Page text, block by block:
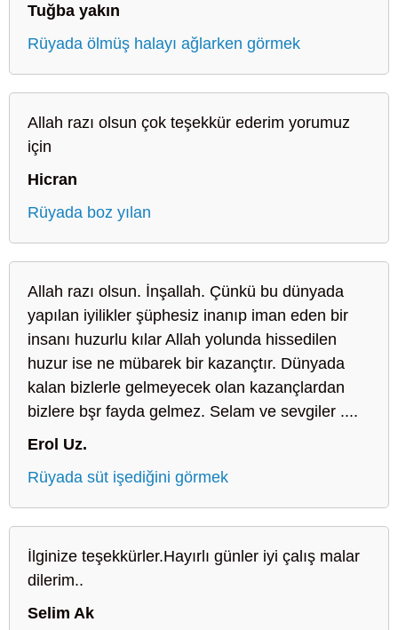
Tuğba yakın
Rüyada ölmüş halayı ağlarken görmek
Allah razı olsun çok teşekkür ederim yorumuz
için
Hicran
Rüyada boz yılan
Allah razı olsun. İnşallah. Çünkü bu dünyada
yapılan iyilikler şüphesiz inanıp iman eden bir
insanı huzurlu kılar Allah yolunda hissedilen
huzur ise ne mübarek bir kazançtır. Dünyada
kalan bizlerle gelmeyecek olan kazançlardan
bizlere bşr fayda gelmez. Selam ve sevgiler ....
Erol Uz.
Rüyada süt işediğini görmek
İlginize teşekkürler.Hayırlı günler iyi çalış malar
dilerim..
Selim Ak